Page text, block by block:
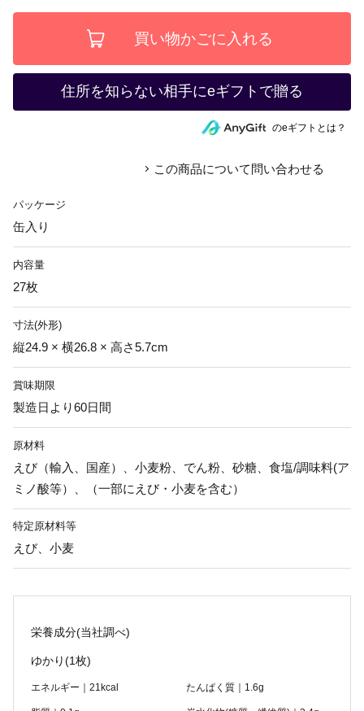
住所を知らない相手にeギフトで贈る
のeギフトとは？
この商品について問い合わせる
パッケージ
缶入り
内容量
27枚
寸法(外形)
縦24.9 × 横26.8 × 高さ5.7cm
賞味期限
製造日より60日間
原材料
えび（輸入、国産）、小麦粉、でん粉、砂糖、食塩/調味料(ア
ミノ酸等）、（一部にえび・小麦を含む）
特定原材料等
えび、小麦
栄養成分(当社調べ)
ゆかり(1枚)
エネルギー｜21kcal たんぱく質｜1.6g